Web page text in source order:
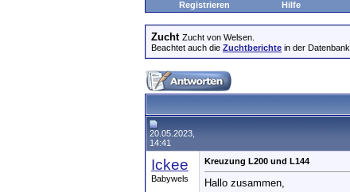
Registrieren
Hilfe
Zucht Zucht von Welsen.
Beachtet auch die Zuchtberichte in der Datenbank.
20.05.2023,
14:41
Ickee
Babywels
Kreuzung L200 und L144
Hallo zusammen,